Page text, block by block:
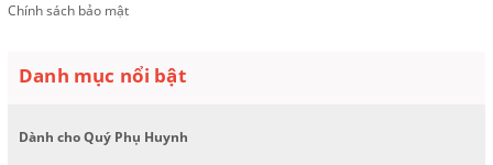
Chính sách bảo mật
Danh mục nổi bật
Dành cho Quý Phụ Huynh